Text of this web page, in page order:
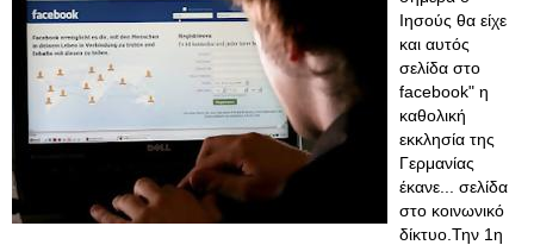
Ιησούς θα είχε
και αυτός
σελίδα στο
facebook" η
καθολική
εκκλησία της
Γερμανίας
έκανε... σελίδα
στο κοινωνικό
δίκτυο.Την 1η